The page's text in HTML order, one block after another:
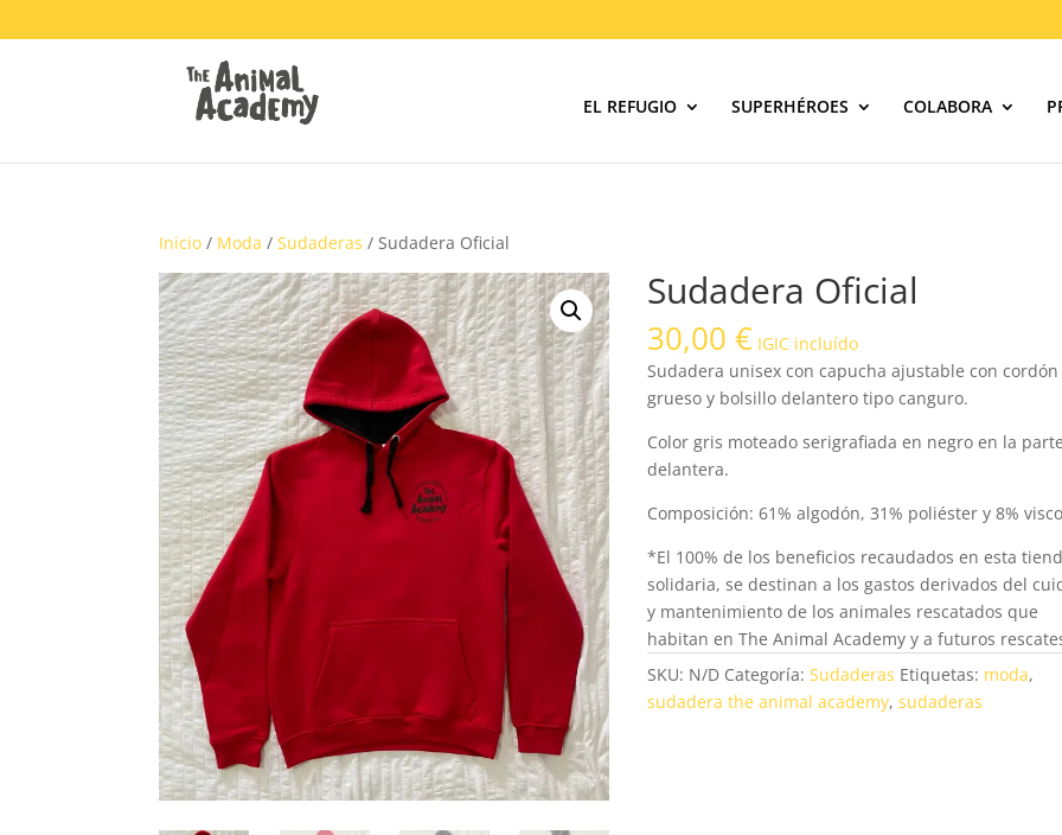
EL REFUGIO SUPERHÉROES COLABORA
Inicio / Moda /Sudaderas / Sudadera Oficial
Sudadera Oficial
30,00€ IGIC incluído
Sudadera unisex con capucha ajustable con cordón
grueso y bolsillo delantero tipo canguro.
Color gris moteado serigrafiada en negro en la parte
delantera.
Composición: 61% algodón, 31% poliéster y 8%
*El 100% de los beneficios recaudados en esta
solidaria, se destinan a los gastos derivados del
y mantenimiento de los animales rescatados que
habitan en The Animal Academy y a futuros
SKU: N/D Categoría:Sudaderas Etiquetas: moda,
sudadera the animal academy,sudaderas